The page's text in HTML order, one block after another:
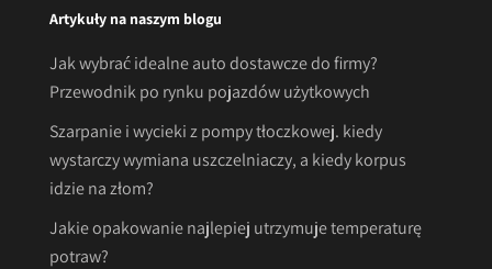
Artykuły na naszym blogu
Jak wybrać idealne auto dostawcze do firmy?
Przewodnik po rynku pojazdów użytkowych
Szarpanie i wycieki z pompy tłoczkowej. kiedy
wystarczy wymiana uszczelniaczy, a kiedy korpus
idzie na złom?
Jakie opakowanie najlepiej utrzymuje temperaturę
potraw?